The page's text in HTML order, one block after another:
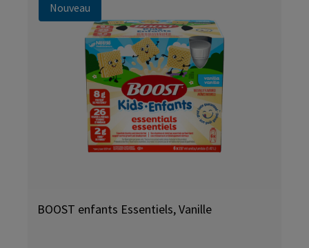
Nouveau
BOOST enfants Essentiels, Vanille